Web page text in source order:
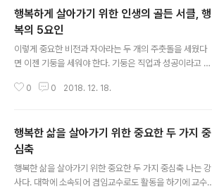
행복하게 살아가기 위한 인생의 골든 서클, 행
복의 5요인
이렇게 중요한 비전과 자아라는 두 개의 주춧돌을 세웠다
면 이젠 기둥을 세워야 한다. 기둥은 직업과 성공이라고 볼
날아가기 위한 양날개라고도 부른다. 만일 자신은 학생이
것이 끝날 거라고 생각해서도 안 된다. 그런 사람들은 막상
취업해도 되는대로 사는 경우가 많다. 그렇게 살아서는 안
된다. 청소부나 경영자도 마찬가지다. 어떤 일을 하던 자기
일에 충실하게 임하려는 태도가 무엇보다 중요하다. 만일
0 0 2018. 12. 18.
행복한 삶을 살아가기 위한 중요한 두 가지 중
심축
행복한 삶을 살아가기 위한 중요한 두 가지 중심축 나는 강
사다. 대학에 소속되어 겸임교수로도 활동을 하기에 교수